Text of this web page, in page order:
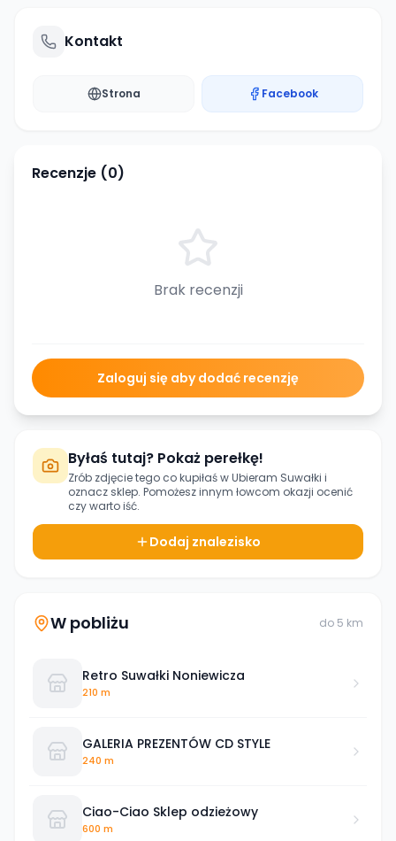
Kontakt
Strona Facebook
Recenzje (0)
Brak recenzji
Zaloguj się aby dodać recenzję
Byłaś tutaj? Pokaż perełkę!
Zrób zdjęcie tego co kupiłaś wUbieram Suwałki i
oznacz sklep. Pomożesz innym łowcom okazji ocenić
czy warto iść.
Dodaj znalezisko
W pobliżu do 5 km
Retro Suwałki Noniewicza
210 m
GALERIA PREZENTÓW CD STYLE
240 m
Ciao-Ciao Sklep odzieżowy
600 m